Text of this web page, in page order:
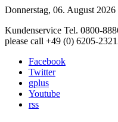
Donnerstag, 06. August 2026
Kundenservice Tel. 0800-
please call +49 (0) 6205-
Facebook
Twitter
gplus
Youtube
rss